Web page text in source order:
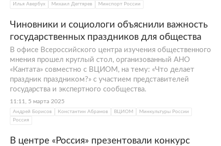
Илья Авербух Михаил Дегтярев Минспорт России
Чиновники и социологи объяснили важность
государственных праздников для общества
В офисе Всероссийского центра изучения общественного
мнения прошел круглый стол, организованный АНО
«Кантата» совместно с ВЦИОМ, на тему: «Что делает
праздник праздником?» с участием представителей
государства и экспертного сообщества.
11:11, 5 марта 2025
Андрей Борисов Константин Абрамов ВЦИОМ
Минкультуры России
Россия
В центре «Россия» презентовали конкурс